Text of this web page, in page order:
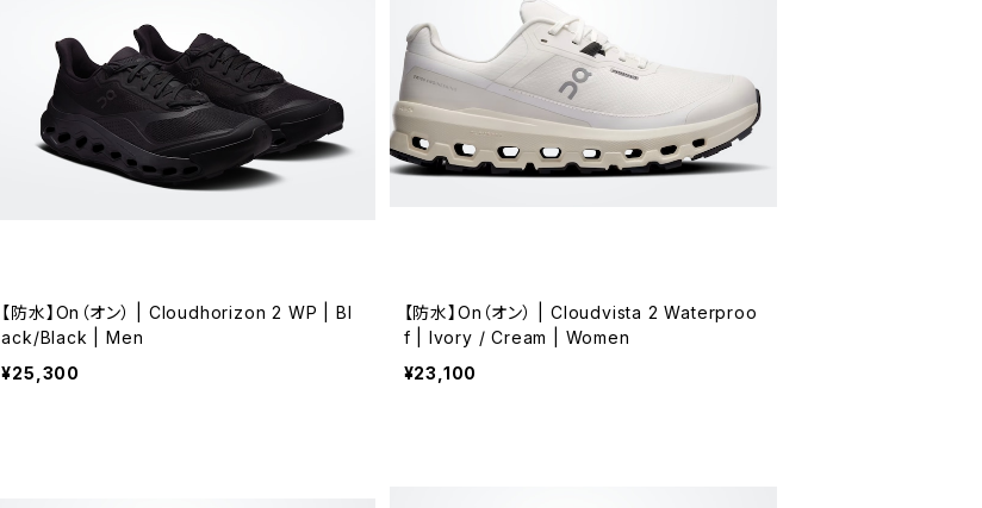
【防水】On（オン） | Cloudhorizon 2 WP | Bl
ack/Black | Men
¥25,300
【防水】On（オン） | Cloudvista 2 Waterproo
f | Ivory / Cream | Women
¥23,100